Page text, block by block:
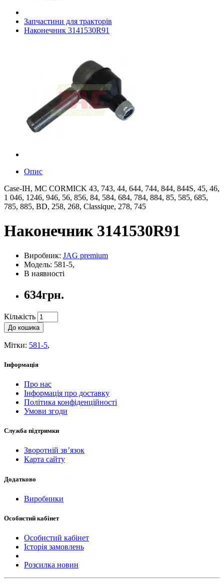
Запчастини для тракторів
Наконечник 3141530R91
Опис
Case-IH, MC CORMICK 43, 743, 44, 644, 744, 844, 844S, 45, 46,
1 046, 1246, 946, 56, 856, 84, 584, 684, 784, 884, 85, 585, 685,
785, 885, BD, 258, 268, Classique, 278, 745
Наконечник 3141530R91
Виробник: JAG premium
Модель: 581-5,
В наявності
634грн.
Кількість
До кошика
Мітки: 581-5,
Інформація
Про нас
Інформація про доставку
Політика конфіденційності
Умови згоди
Служба підтримки
Зворотній зв’язок
Карта сайту
Додатково
Виробники
Особистий кабінет
Особистий кабінет
Історія замовлень
Розсилка новин